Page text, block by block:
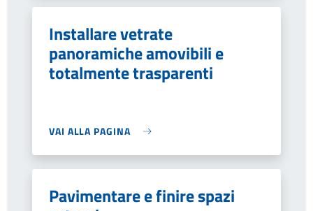
Installare vetrate
panoramiche amovibili e
totalmente trasparenti
VAI ALLA PAGINA
Pavimentare e finire spazi